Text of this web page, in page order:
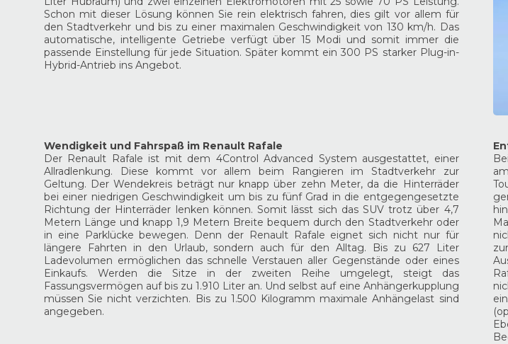
Schon mit dieser Lösung können Sie rein elektrisch fahren, dies gilt vor allem für
den Stadtverkehr und bis zu einer maximalen Geschwindigkeit von 130 km/h. Das
automatische, intelligente Getriebe verfügt über 15 Modi und somit immer die
passende Einstellung für jede Situation. Später kommt ein 300 PS starker Plug-in-
Hybrid-Antrieb ins Angebot.
Wendigkeit und Fahrspaß im Renault Rafale
Der Renault Rafale ist mit dem 4Control Advanced System ausgestattet, einer
Allradlenkung. Diese kommt vor allem beim Rangieren im Stadtverkehr zur
Geltung. Der Wendekreis beträgt nur knapp über zehn Meter, da die Hinterräder
bei einer niedrigen Geschwindigkeit um bis zu fünf Grad in die entgegengesetzte
Richtung der Hinterräder lenken können. Somit lässt sich das SUV trotz über 4,7
Metern Länge und knapp 1,9 Metern Breite bequem durch den Stadtverkehr oder
in eine Parklücke bewegen. Denn der Renault Rafale eignet sich nicht nur für
längere Fahrten in den Urlaub, sondern auch für den Alltag. Bis zu 627 Liter
Ladevolumen ermöglichen das schnelle Verstauen aller Gegenstände oder eines
Einkaufs. Werden die Sitze in der zweiten Reihe umgelegt, steigt das
Fassungsvermögen auf bis zu 1.910 Liter an. Und selbst auf eine Anhängerkupplung
müssen Sie nicht verzichten. Bis zu 1.500 Kilogramm maximale Anhängelast sind
angegeben.